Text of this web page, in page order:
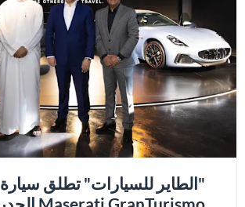
"الطاير للسيارات" تطلق سيارة